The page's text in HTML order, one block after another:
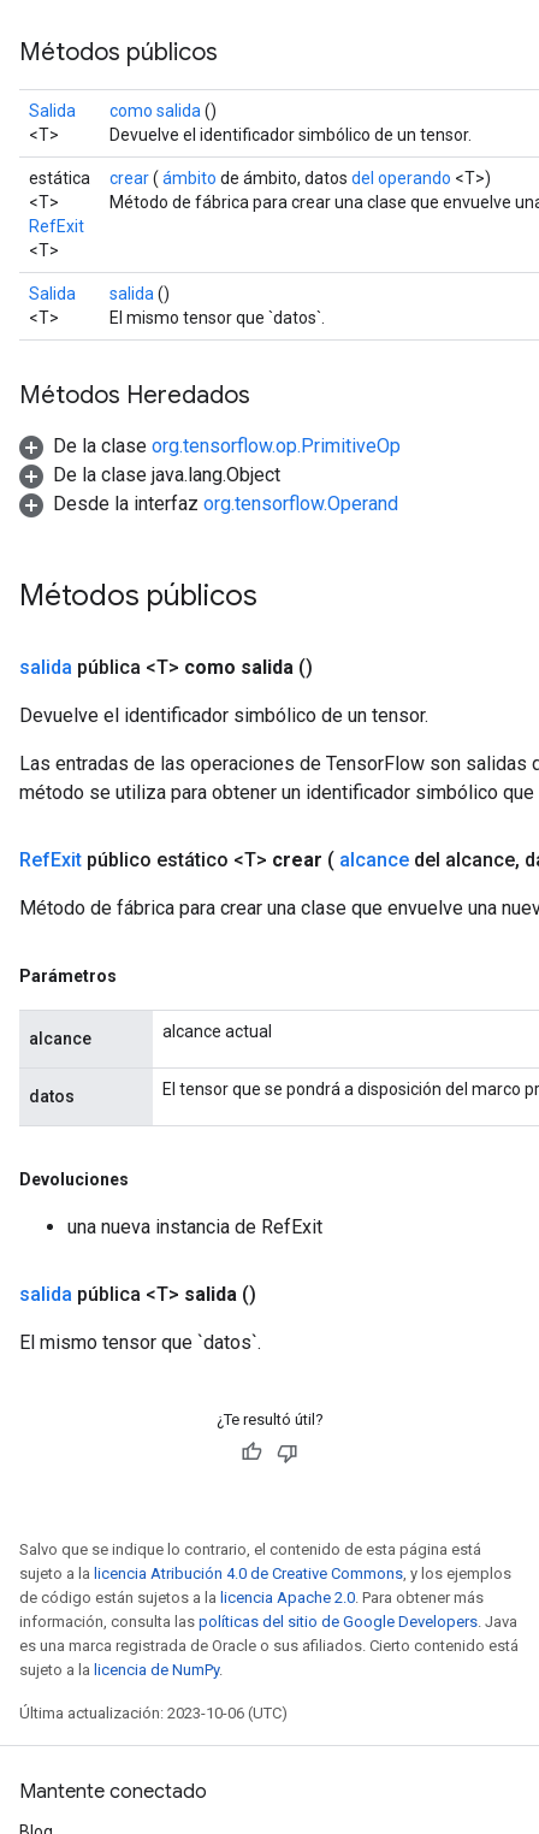
Métodos públicos
Salida
<T>
como salida ()
Devuelve el identificador simbólico de un tensor.
estática
<T>
RefExit
<T>
crear( ámbito de ámbito, datos del operando <T>)
Método de fábrica para crear una clase que envuelve
Salida
<T>
salida ()
El mismo tensor que `datos`.
Métodos Heredados
De la clase org.tensorflow.op.PrimitiveOp
De la clase java.lang.Object
Desde la interfaz org.tensorflow.Operand
Métodos públicos
salida pública <T> como salida ()
Devuelve el identificador simbólico de un tensor.
Las entradas de las operaciones de TensorFlow son salidas
método se utiliza para obtener un identificador simbólico
RefExit público estático <T> crear ( alcance del alcance,
Método de fábrica para crear una clase que envuelve una
Parámetros
alcance alcance actual
datos El tensor que se pondrá a disposición del marco
Devoluciones
una nueva instancia de RefExit
salida pública <T> salida ()
El mismo tensor que `datos`.
¿Te resultó útil?
Salvo que se indique lo contrario, el contenido de esta página está
sujeto a la licencia Atribución 4.0 de Creative Commons, y los ejemplos
de código están sujetos a la licencia Apache 2.0. Para obtener más
información, consulta las políticas del sitio de Google Developers. Java
es una marca registrada de Oracle o sus afiliados. Cierto contenido está
sujeto a la licencia de NumPy.
Última actualización: 2023-10-06 (UTC)
Mantente conectado